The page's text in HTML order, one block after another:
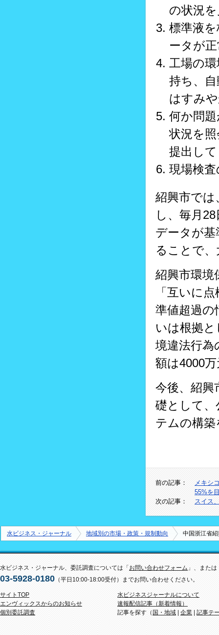
の状況
標準液
ータが
工場の
持ち、
はすみ
何か問
状況を
提出し
現場検
紹興市では
し、毎月
データが
ることで
紹興市環境
「互いに
準値超過の
いは根拠
境違法行
額は4000
今後、紹興
礎として、
テムの構
前の記事：
メキシ
55%を
次の記事：
スイス
水ビジネス・ジャーナル 地域別の市場・政策・規制動向 中国浙江省
水ビジネス・ジャーナル、委託調査については「 お問い合わせフォーム 」、または
03-5928-0180 （平日10:00-18:00受付）までお問い合わせください。
サイトTOP
エンヴィックスからのお知らせ
個別委託調査
水ビジネスジャーナルについて
速報配信記事（新着情報）
記事を探す（ 国・地域 企業 記事テ